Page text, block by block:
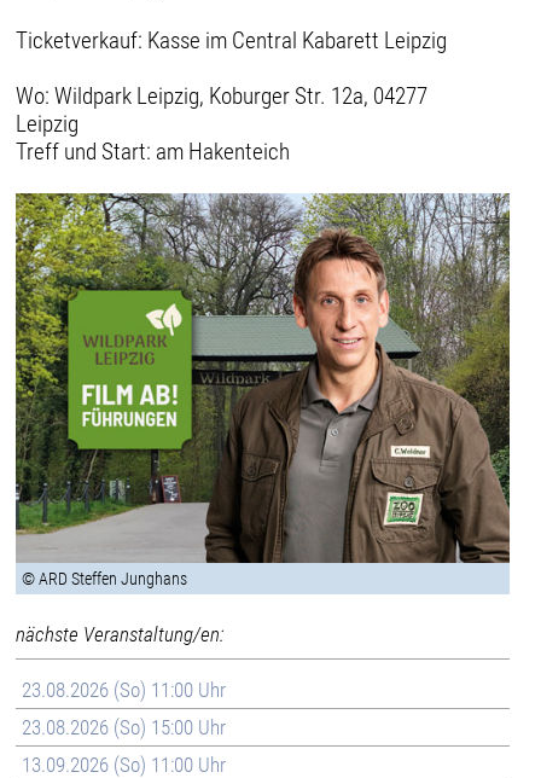
Ticketverkauf: Kasse im Central Kabarett Leipzig
Wo: Wildpark Leipzig, Koburger Str. 12a, 04277
Leipzig
Treff und Start: am Hakenteich
© ARD Steffen Junghans
nächste Veranstaltung/en:
23.08.2026 (So) 11:00 Uhr
23.08.2026 (So) 15:00 Uhr
13.09.2026 (So) 11:00 Uhr